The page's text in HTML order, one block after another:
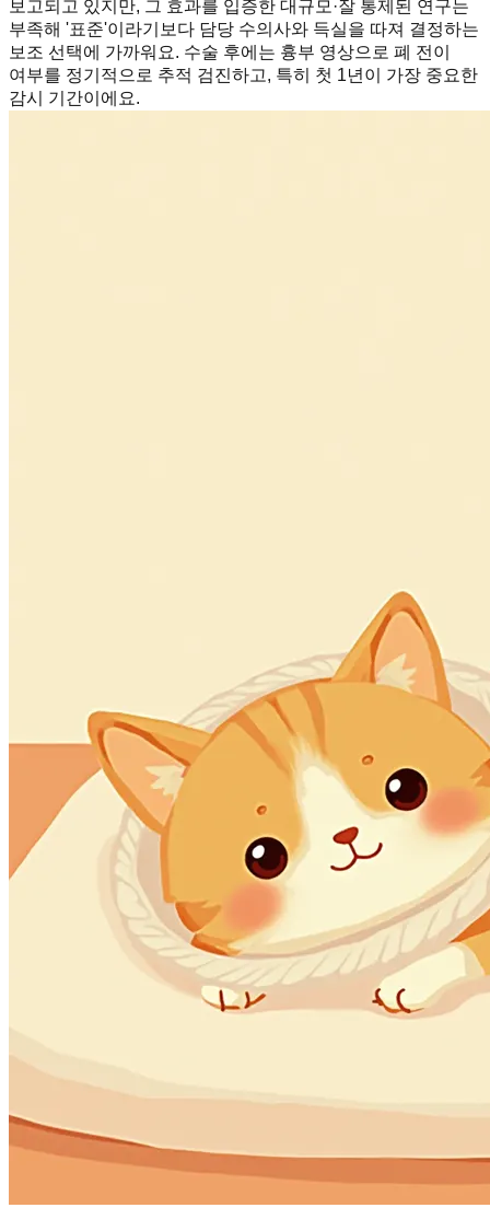
보고되고 있지만, 그 효과를 입증한 대규모·잘 통제된 연구는
부족해 '표준'이라기보다 담당 수의사와 득실을 따져 결정하는
보조 선택에 가까워요. 수술 후에는 흉부 영상으로 폐 전이
여부를 정기적으로 추적 검진하고, 특히 첫 1년이 가장 중요한
감시 기간이에요.